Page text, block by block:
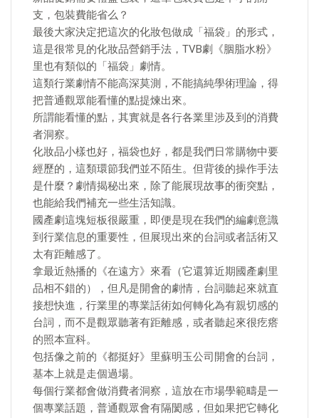
支，包裝費能省么？
最後大家決定把這次的化妝包做成「福袋」的形式，
這是很常見的化妝品營銷手法，TVB劇《胭脂水粉》
里也有類似的「福袋」劇情。
這類行業劇情不能高深莫測，不能搞純學術理論，得
把普通觀眾能看懂的點提煉出來。
所謂能看懂的點，其實就是各行各業里涉及到的消費
者洞察。
化妝品小樣也好，福袋也好，都是我們日常購物中要
經歷的，這類環節我們並不陌生。但背後的操作手法
是什麼？劇情揭秘出來，除了能展現故事的衝突點，
也能給我們補充一些生活知識。
國產劇這塊短板很嚴重，即便是現在我們的編劇意識
到行業信息的重要性，但展現出來的台詞或者話術又
太有距離感了。
拿最近熱播的《在遠方》來看（它還算近期國產劇里
品相不錯的），但凡是開會的劇情，台詞聽起來就直
接想快進，行業里的專業話術如何轉化為有親切感的
台詞，而不是觀眾聽著有距離感，或者聽起來很疙瘩
的照本宣科。
包括像之前的《都挺好》里蘇明玉公司開會的台詞，
基本上就是走個過場。
每個行業都會做消費者洞察，這放在市場學範疇是一
個專業話題，普通觀眾會有隔閡感，但如果把它轉化